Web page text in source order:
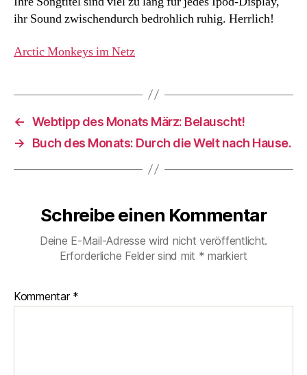
ihr Sound zwischendurch bedrohlich ruhig. Herrlich!
Arctic Monkeys im Netz
← Webtipp des Monats März: Belauscht!
→
Buch des Monats: Durch die Welt nach Hause.
Schreibe einen Kommentar
Deine E-Mail-Adresse wird nicht veröffentlicht.
Erforderliche Felder sind mit * markiert
Kommentar *